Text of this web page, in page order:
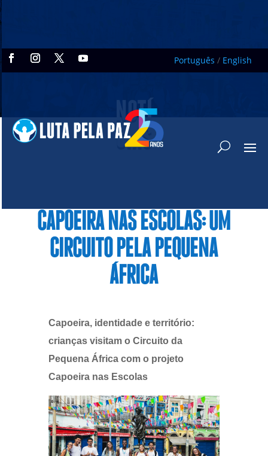
Português / English
NOTÍ
CIAS
CAPOEIRA NAS ESCOLAS: UM
CIRCUITO PELA PEQUENA
ÁFRICA
Capoeira, identidade e território:
crianças visitam o Circuito da
Pequena África com o projeto
Capoeira nas Escolas